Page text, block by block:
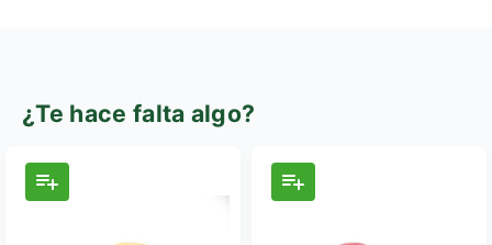
¿Te hace falta algo?